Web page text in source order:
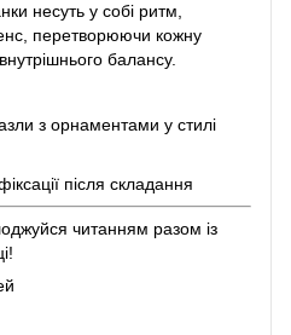
несуть у собі ритм,
перетворюючи кожну
балансу.
з орнаментами у стилі
після складання
читанням разом із